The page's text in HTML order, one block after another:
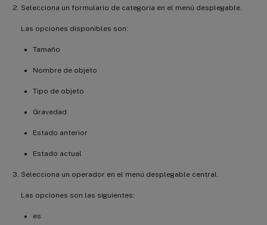
Selecciona un formulario de categoría en el menú desplegable.
Las opciones disponibles son:
Tamaño
Nombre de objeto
Tipo de objeto
Gravedad
Estado anterior
Estado actual
Selecciona un operador en el menú desplegable central.
Las opciones son las siguientes:
es